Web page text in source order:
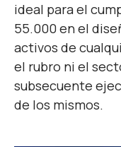
ideal para el
55.000 en el
activos de
el rubro ni el
subsecuente
de los mismos.